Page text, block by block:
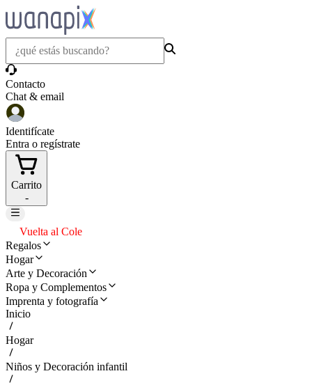
Contacto
Chat & email
Identifícate
Entra o regístrate
Carrito
-
Vuelta al Cole
Regalos
Hogar
Arte y Decoración
Ropa y Complementos
Imprenta y fotografía
Inicio
Hogar
Niños y Decoración infantil